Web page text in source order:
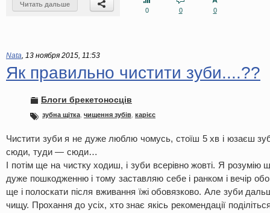
Читать дальше
0
0 0
Nata, 13 ноября 2015, 11:53
Як правильно чистити зуби....??
Блоги брекетоносців
зубна щітка чищення зубів карієс
Чистити зуби я не дуже люблю чомусь, стоїш 5 хв і юзаєш
сюди, туди — сюди…
І потім ще на чистку ходиш, і зуби всерівно жовті. Я розумію
дуже пошкодженню і тому заставляю себе і ранком і вечір
ще і полоскати після вживання їжі обовязково. Але зуби
чищу. Прохання до усіх, хто знає якісь рекомендації